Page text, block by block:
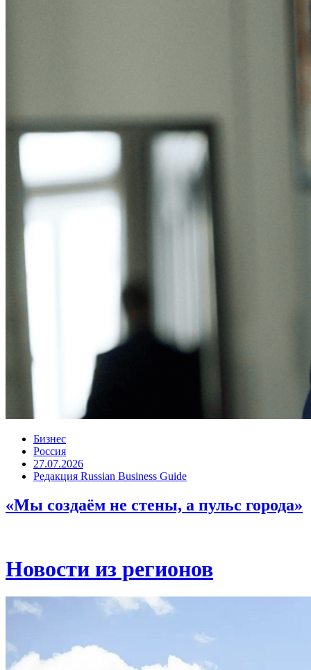
Бизнес
Россия
27.07.2026
Редакция Russian Business Guide
«Мы создаём не стены, а пульс города»
Новости из регионов